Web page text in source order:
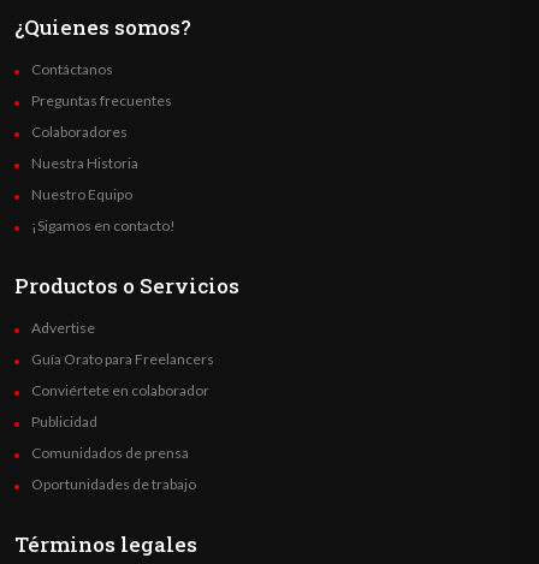
¿Quienes somos?
Contáctanos
Preguntas frecuentes
Colaboradores
Nuestra Historia
Nuestro Equipo
¡Sigamos en contacto!
Productos o Servicios
Advertise
Guía Orato para Freelancers
Conviértete en colaborador
Publicidad
Comunidados de prensa
Oportunidades de trabajo
Términos legales